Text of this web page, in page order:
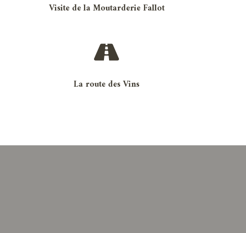
Visite de la Moutarderie Fallot
La route des Vins